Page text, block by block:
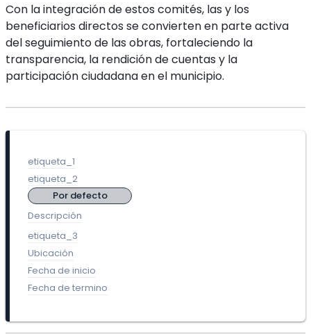
Con la integración de estos comités, las y los
beneficiarios directos se convierten en parte activa
del seguimiento de las obras, fortaleciendo la
transparencia, la rendición de cuentas y la
participación ciudadana en el municipio.
etiqueta_1
etiqueta_2
Por defecto
Descripción
etiqueta_3
Ubicación
Fecha de inicio
Fecha de termino